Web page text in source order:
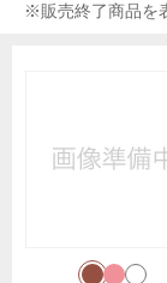
※販売終了商品を